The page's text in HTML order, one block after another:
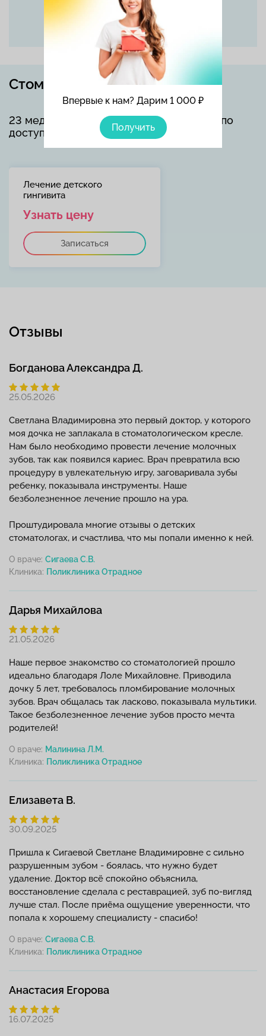
Впервые к нам? Дарим 1 000 ₽
Получить
Стоматолог детский в Москве
23 медицинские услуги для всей семьи по
доступным ценам.
Лечение детского
гингивита
Узнать цену
Записаться
Отзывы
Богданова Александра Д.
25.05.2026
Светлана Владимировна это первый доктор, у которого
моя дочка не заплакала в стоматологическом кресле.
Нам было необходимо провести лечение молочных
зубов, так как появился кариес. Врач превратила всю
процедуру в увлекательную игру, заговаривала зубы
ребенку, показывала инструменты. Наше
безболезненное лечение прошло на ура.
Проштудировала многие отзывы о детских
стоматологах, и счастлива, что мы попали именно к ней.
О враче: Сигаева С.В.
Клиника:
Дарья Михайлова
21.05.2026
Наше первое знакомство со стоматологией прошло
идеально благодаря Лоле Михайловне. Приводила
дочку 5 лет, требовалось пломбирование молочных
зубов. Врач общалась так ласково, показывала мультики.
Такое безболезненное лечение зубов просто мечта
родителей!
О враче: Малинина Л.М.
Клиника:
Елизавета В.
30.09.2025
Пришла к Сигаевой Светлане Владимировне с сильно
разрушенным зубом - боялась, что нужно будет
удаление. Доктор всё спокойно объяснила,
восстановление сделала с реставрацией, зуб по-вигляд
лучше стал. После приёма ощущение уверенности, что
попала к хорошему специалисту - спасибо!
О враче: Сигаева С.В.
Клиника:
Анастасия Егорова
16.07.2025